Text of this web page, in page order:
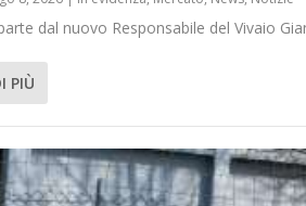
dal nuovo Responsabile del Vivaio
PIÙ